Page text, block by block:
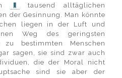
tausend alltäglichen
der Gesinnung. Man könnte
liegen in der Luft und
Weg des geringsten
bestimmten Menschen
sagen, sie sind zwar auch
die der Moral nicht
sind sie aber der